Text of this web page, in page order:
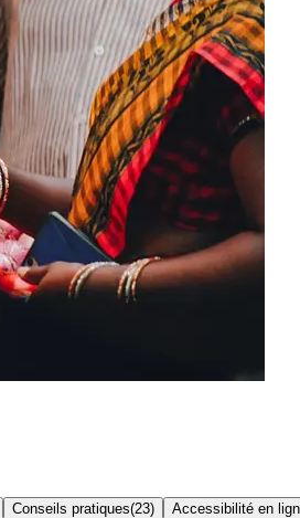
Conseils pratiques(23) Accessibilité en